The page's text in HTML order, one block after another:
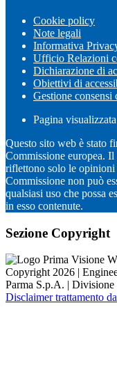
Cookie policy
Note legali
Informativa
Ufficio Relazioni
Dichiarazione di
Obiettivi di
Gestione consensi
Pagina visualizzata
Questo sito web è stato
Commissione europea.
riflettono solo le opinioni
Commissione non può
qualsiasi uso che possa
in esso contenute.
Sezione Copyright
Copyright 2026 |
Parma S.p.A. |
Disclaimer trattamento